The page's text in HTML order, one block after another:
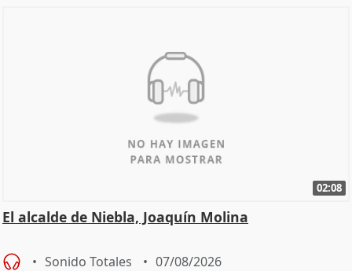
02:08
El alcalde de Niebla, Joaquín Molina
Sonido Totales 07/08/2026